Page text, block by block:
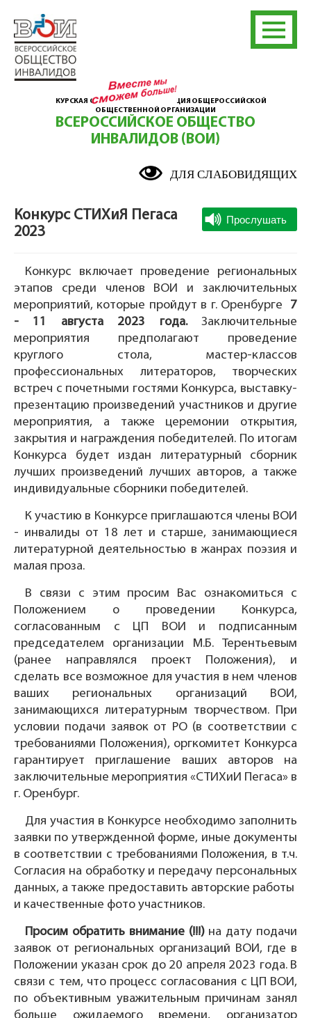
КУРСКАЯ ОБЛАСТНАЯ ОРГАНИЗАЦИЯ ОБЩЕРОССИЙСКОЙ
ОБЩЕСТВЕННОЙ ОРГАНИЗАЦИИ
ВСЕРОССИЙСКОЕ ОБЩЕСТВО
ИНВАЛИДОВ (ВОИ)
ДЛЯ СЛАБОВИДЯЩИХ
Конкурс СТИХиЯ Пегаса
2023
Конкурс включает проведение региональных
этапов среди членов ВОИ и заключительных
мероприятий, которые пройдут в г. Оренбурге 7
- 11 августа 2023 года. Заключительные
мероприятия предполагают проведение
круглого стола, мастер-классов
профессиональных литераторов, творческих
встреч с почетными гостями Конкурса, выставку-
презентацию произведений участников и другие
мероприятия, а также церемонии открытия,
закрытия и награждения победителей. По итогам
Конкурса будет издан литературный сборник
лучших произведений лучших авторов, а также
индивидуальные сборники победителей.
К участию в Конкурсе приглашаются члены ВОИ
- инвалиды от 18 лет и старше, занимающиеся
литературной деятельностью в жанрах поэзия и
малая проза.
В связи с этим просим Вас ознакомиться с
Положением о проведении Конкурса,
согласованным с ЦП ВОИ и подписанным
председателем организации М.Б. Терентьевым
(ранее направлялся проект Положения), и
сделать все возможное для участия в нем членов
ваших региональных организаций ВОИ,
занимающихся литературным творчеством. При
условии подачи заявок от РО (в соответствии с
требованиями Положения), оргкомитет Конкурса
гарантирует приглашение ваших авторов на
заключительные мероприятия «СТИХиИ Пегаса» в
г. Оренбург.
Для участия в Конкурсе необходимо заполнить
заявки по утвержденной форме, иные документы
в соответствии с требованиями Положения, в т.ч.
Согласия на обработку и передачу персональных
данных, а также предоставить авторские работы
и качественные фото участников.
Просим обратить внимание (!!!) на дату подачи
заявок от региональных организаций ВОИ, где в
Положении указан срок до 20 апреля 2023 года. В
связи с тем, что процесс согласования с ЦП ВОИ,
по объективным уважительным причинам занял